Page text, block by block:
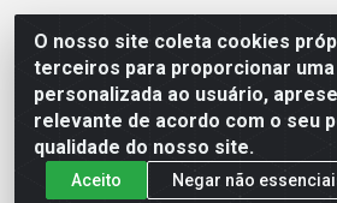
O nosso site coleta cookies
terceiros para proporcionar
personalizada ao usuário,
relevante de acordo com o seu
qualidade do nosso site.
Aceito Negar não
Mauricéa Alimentos do Nordeste Ltda -
Zona Rural - Nazaré da Mata/PE -
12.819.074/0002-14